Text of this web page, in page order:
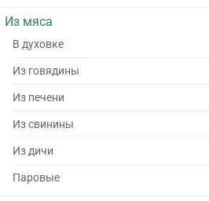
Из мяса
В духовке
Из говядины
Из печени
Из свинины
Из дичи
Паровые